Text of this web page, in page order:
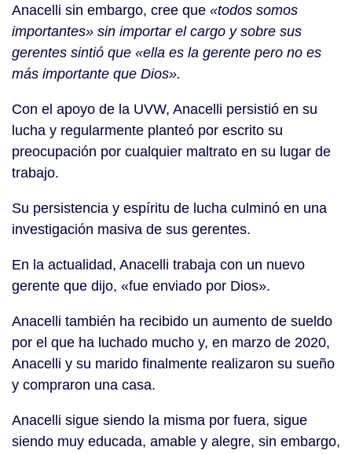
Anacelli sin embargo, cree que «todos somos
importantes» sin importar el cargo y sobre sus
gerentes sintió que «ella es la gerente pero no es
más importante que Dios».
Con el apoyo de la UVW, Anacelli persistió en su
lucha y regularmente planteó por escrito su
preocupación por cualquier maltrato en su lugar de
trabajo.
Su persistencia y espíritu de lucha culminó en una
investigación masiva de sus gerentes.
En la actualidad, Anacelli trabaja con un nuevo
gerente que dijo, «fue enviado por Dios».
Anacelli también ha recibido un aumento de sueldo
por el que ha luchado mucho y, en marzo de 2020,
Anacelli y su marido finalmente realizaron su sueño
y compraron una casa.
Anacelli sigue siendo la misma por fuera, sigue
siendo muy educada, amable y alegre, sin embargo,